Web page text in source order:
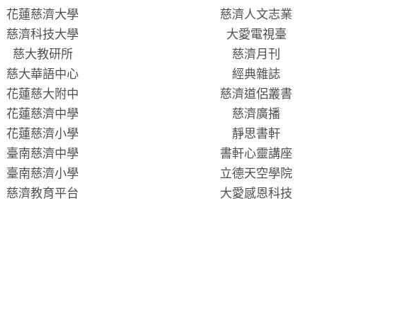
花蓮慈濟大學
慈濟科技大學
慈大教研所
慈大華語中心
花蓮慈大附中
花蓮慈濟中學
花蓮慈濟小學
臺南慈濟中學
臺南慈濟小學
慈濟教育平台
慈濟人文志業
大愛電視臺
慈濟月刊
經典雜誌
慈濟道侶叢書
慈濟廣播
靜思書軒
書軒心靈講座
立德天空學院
大愛感恩科技